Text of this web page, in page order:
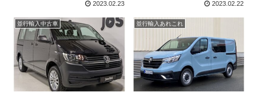
S&S EAT6 パノラマルー
フ ！
2023.02.23
左ハンドル
2023.02.22
並行輸入中古車 並行輸入あれこれ